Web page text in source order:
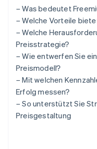
– Was bedeutet
– Welche Vorteile
– Welche
Preisstrategie?
– Wie entwerfen Sie
Preismodell?
– Mit welchen
Erfolg messen?
– So unterstützt Sie
Preisgestaltung